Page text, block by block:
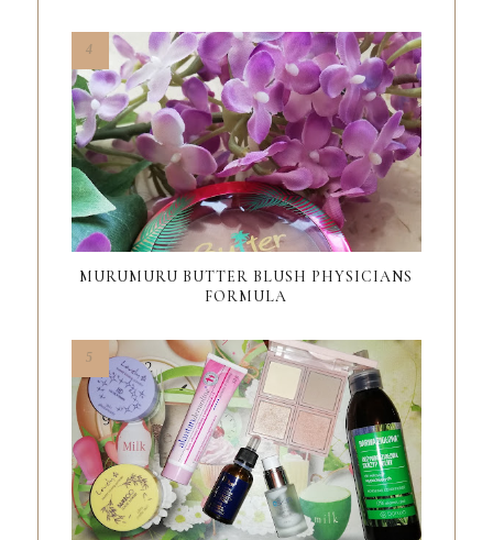
MURUMURU BUTTER BLUSH PHYSICIANS
FORMULA